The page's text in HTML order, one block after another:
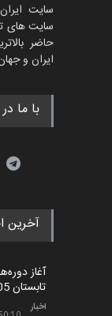
سایت
سایت های
حاضر
ایران و
با ما
آخرین
آغاز
تابستان 1405 خانه کاریکات…
اخبار